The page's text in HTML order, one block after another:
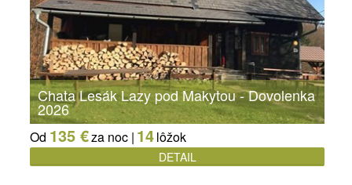
Chata Lesák Lazy pod Makytou - Dovolenka
2026
Od 135 €za noc | 14lôžok
DETAIL